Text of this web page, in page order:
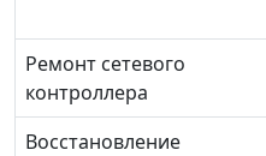
Ремонт сетевого
контроллера
Восстановление